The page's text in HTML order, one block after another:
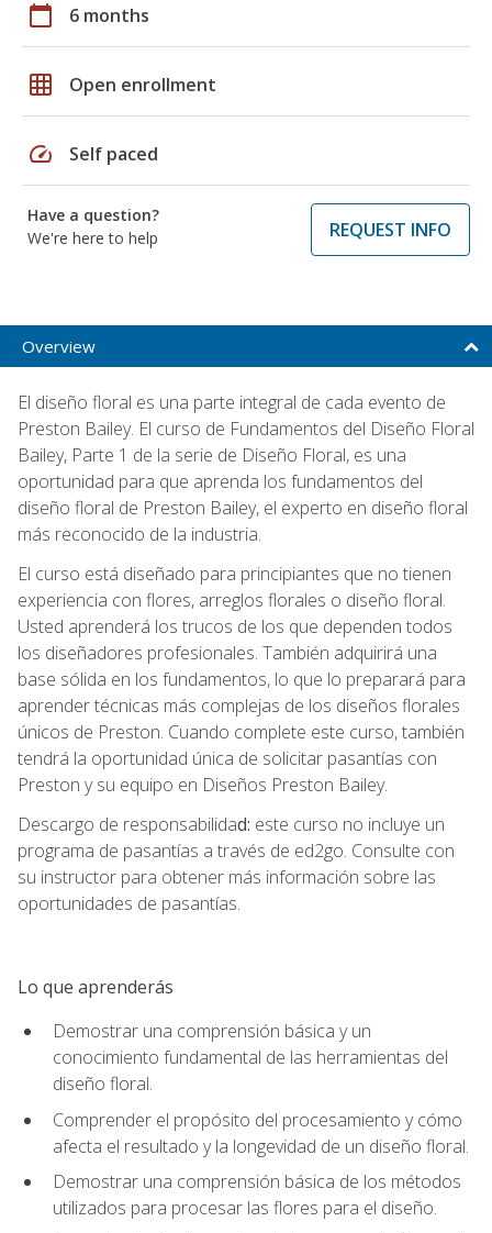
calendar_today 6 months
grid_on Open enrollment
speed Self paced
Have a question?
We're here to help
REQUEST INFO
Overview
El diseño floral es una parte integral de cada evento de
Preston Bailey. El curso de Fundamentos del Diseño Floral
Bailey, Parte 1 de la serie de Diseño Floral, es una
oportunidad para que aprenda los fundamentos del
diseño floral de Preston Bailey, el experto en diseño floral
más reconocido de la industria.
El curso está diseñado para principiantes que no tienen
experiencia con flores, arreglos florales o diseño floral.
Usted aprenderá los trucos de los que dependen todos
los diseñadores profesionales. También adquirirá una
base sólida en los fundamentos, lo que lo preparará para
aprender técnicas más complejas de los diseños florales
únicos de Preston. Cuando complete este curso, también
tendrá la oportunidad única de solicitar pasantías con
Preston y su equipo en Diseños Preston Bailey.
Descargo de responsabilidad: este curso no incluye un
programa de pasantías a través de ed2go. Consulte con
su instructor para obtener más información sobre las
oportunidades de pasantías.
Lo que aprenderás
Demostrar una comprensión básica y un
conocimiento fundamental de las herramientas del
diseño floral.
Comprender el propósito del procesamiento y cómo
afecta el resultado y la longevidad de un diseño floral.
Demostrar una comprensión básica de los métodos
utilizados para procesar las flores para el diseño.